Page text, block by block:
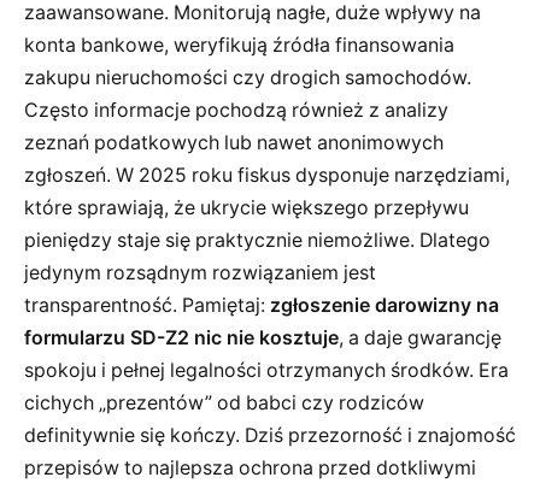
zaawansowane. Monitorują nagłe, duże wpływy na
konta bankowe, weryfikują źródła finansowania
zakupu nieruchomości czy drogich samochodów.
Często informacje pochodzą również z analizy
zeznań podatkowych lub nawet anonimowych
zgłoszeń. W 2025 roku fiskus dysponuje narzędziami,
które sprawiają, że ukrycie większego przepływu
pieniędzy staje się praktycznie niemożliwe. Dlatego
jedynym rozsądnym rozwiązaniem jest
transparentność. Pamiętaj: zgłoszenie darowizny na
formularzu SD-Z2 nic nie kosztuje, a daje gwarancję
spokoju i pełnej legalności otrzymanych środków. Era
cichych „prezentów” od babci czy rodziców
definitywnie się kończy. Dziś przezorność i znajomość
przepisów to najlepsza ochrona przed dotkliwymi